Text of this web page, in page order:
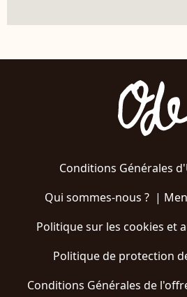
Conditions Générales
Qui sommes-nous ?|
Politique sur les cookies et
Politique de protection
Conditions Générales de